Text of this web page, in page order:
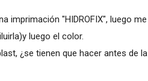
imprimación "HIDROFIX", luego me
luego el color.
¿se tienen que hacer antes de la